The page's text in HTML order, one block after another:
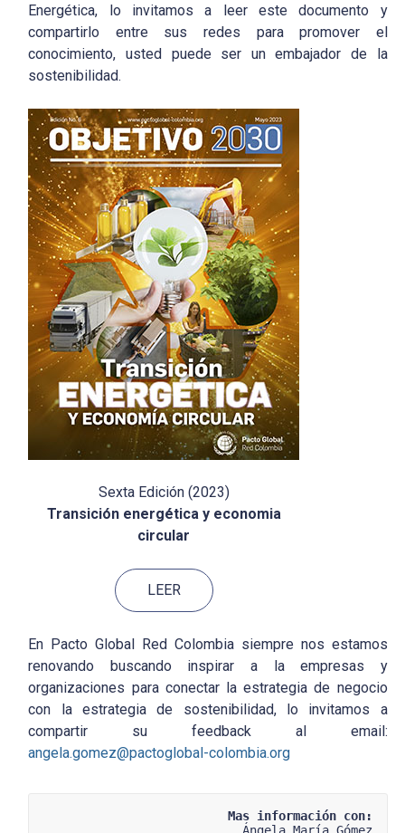
Energética, lo invitamos a leer este documento y
compartirlo entre sus redes para promover el
conocimiento, usted puede ser un embajador de la
sostenibilidad.
Sexta Edición (2023)
Transición energética y economia
circular
LEER
En Pacto Global Red Colombia siempre nos estamos
renovando buscando inspirar a la empresas y
organizaciones para conectar la estrategia de negocio
con la estrategia de sostenibilidad, lo invitamos a
compartir su feedback al email:
angela.gomez@pactoglobal-colombia.org
Mas información con: